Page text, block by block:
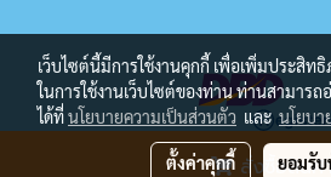
สั่งซื้อสินค้
เว็บไซต์นี้มีการใช้งานคุกกี้ เพื่อเพิ่มประสิ
ในการใช้งานเว็บไซต์ของท่าน ท่านสามารถ
ได้ที่นโยบายความเป็นส่วนตัว และนโยบา
ตั้งค่าคุกกี้ ยอมรั